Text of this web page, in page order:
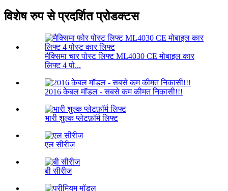
विशेष रुप से प्रदर्शित प्रोडक्टस
मैक्सिमा चार पोस्ट लिफ्ट ML4030 CE मोबाइल कार
लिफ्ट 4 पो...
2016 केबल मॉडल - सबसे कम कीमत निकासी!!!
भारी शुल्क प्लेटफ़ॉर्म लिफ्ट
एल सीरीज
बी सीरीज